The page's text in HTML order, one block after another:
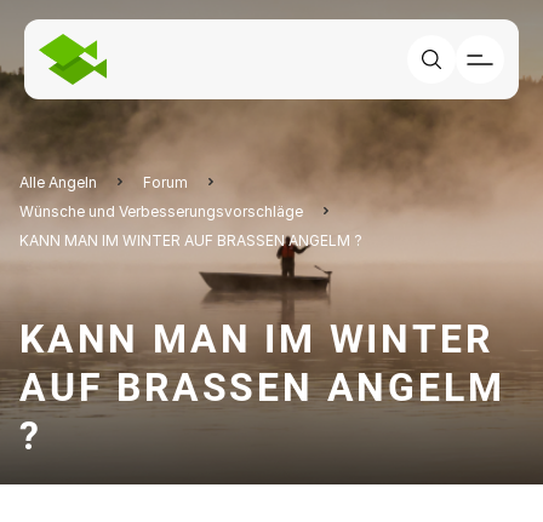
Alle Angeln
Forum
Wünsche und Verbesserungsvorschläge
KANN MAN IM WINTER AUF BRASSEN ANGELM ?
KANN MAN IM WINTER
AUF BRASSEN ANGELM
?